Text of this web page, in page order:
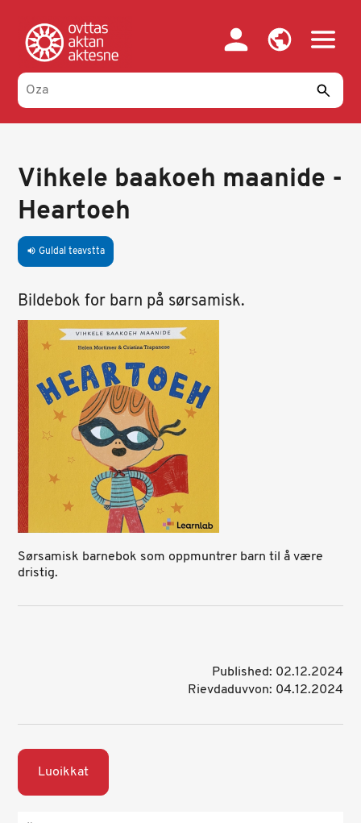
main
content
Vihkele baakoeh maanide -
Heartoeh
volume_up Guldal teavstta
Bildebok for barn på sørsamisk.
Sørsamisk barnebok som oppmuntrer barn til å være
dristig.
Published: 02.12.2024
Rievdaduvvon: 04.12.2024
Luoikkat